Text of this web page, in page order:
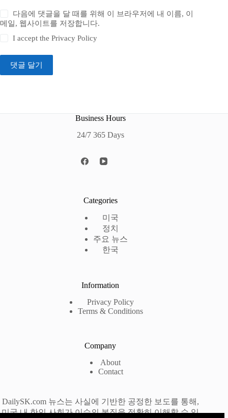
다음에 댓글을 달 때를 위해 이 브라우저에 내 이름, 이
메일, 웹사이트를 저장합니다.
I accept thePrivacy Policy
댓글 달기
Business Hours
24/7 365 Days
Categories
미국
정치
주요 뉴스
한국
Information
Privacy Policy
Terms & Conditions
Company
About
Contact
DailySK.com 뉴스는 사실에 기반한 공정한 보도를 통해,
미국 내 한인 사회가 이슈의 본질을 정확히 이해할 수 있